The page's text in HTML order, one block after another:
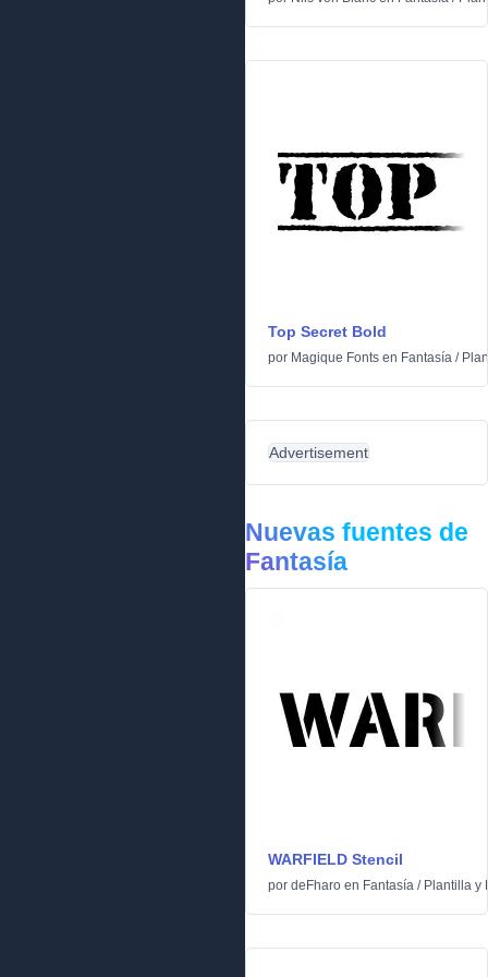
Top Secret Bold
por Magique Fonts en Fantasía /
Advertisement
Nuevas fuentes de
Fantasía
WARFIELD Stencil
por deFharo en Fantasía / Plantilla y